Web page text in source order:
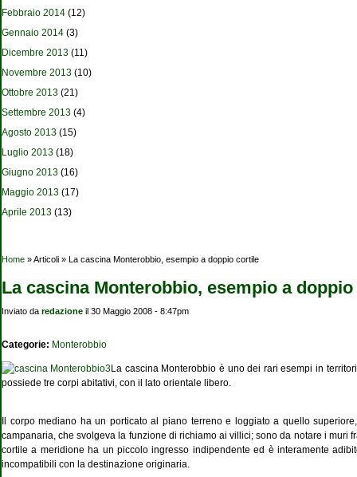
Febbraio 2014 (12)
Gennaio 2014 (3)
Dicembre 2013 (11)
Novembre 2013 (10)
Ottobre 2013 (21)
Settembre 2013 (4)
Agosto 2013 (15)
Luglio 2013 (18)
Giugno 2013 (16)
Maggio 2013 (17)
Aprile 2013 (13)
Tu sei qui
Home » Articoli » La cascina Monterobbio, esempio a doppio cortile
La cascina Monterobbio, esempio a
Inviato da redazione il 30 Maggio 2008 - 8:47pm
Categorie: Monterobbio
La cascina Monterobbio è uno dei rari esempi in
possiede tre corpi abitativi, con il lato orientale libero.
Il corpo mediano ha un porticato al piano terreno e loggiato a quello
campanaria, che svolgeva la funzione di richiamo ai villici; sono da notare i
cortile a meridione ha un piccolo ingresso indipendente ed è interamente
incompatibili con la destinazione originaria.